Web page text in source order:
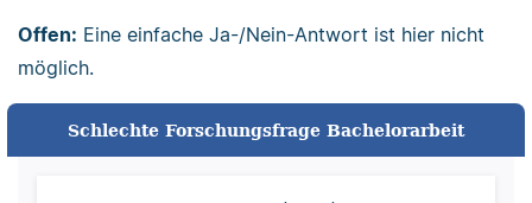
Offen: Eine einfache Ja-/Nein-Antwort ist hier nicht
möglich.
Schlechte Forschungsfrage Bachelorarbeit